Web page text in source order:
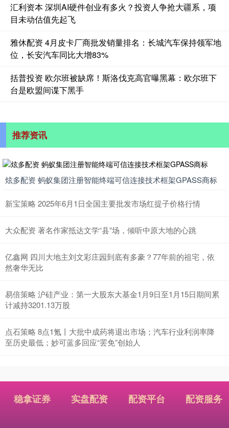
汇利资本 深圳AI硬件创业有多火？投资人争抢大疆系，项
目未动估值先起飞
雅休配资 4月皮卡厂商批发销量排名：长城汽车保持领军地
位，长安汽车同比大增83%
括普投资 欧尔班被缺席！斯洛伐克高官曝黑幕：欧尔班下
台是欧盟间谍下黑手
推荐资讯
炫多配资 蚂蚁集团注册智能终端可信连接技术框架GPASS商标
新宝策略 2025年6月1日全国主要批发市场红提子价格行情
大众配资 著名作家抵达文学“县”场，倾听中原大地的心跳
亿鑫网 四川大地主刘文彩庄园到底有多豪？77年前的祖宅，依
然奢华无比
易倍策略 沪硅产业：第一大股东大基金1月9日至1月15日期间累
计减持3201.13万股
点石策略 8点1氪丨大批中成药将退出市场；汽车行业利润率降
至历史最低；妙可蓝多回应“罢免”创始人
稳拿证券 实盘配资 配资平台 配资服务